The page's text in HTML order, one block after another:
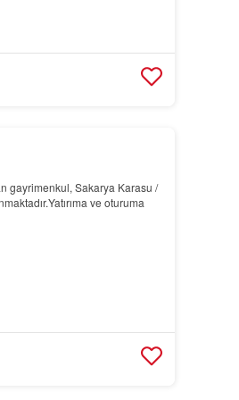
gayrimenkul, Sakarya Karasu /
ve oturuma